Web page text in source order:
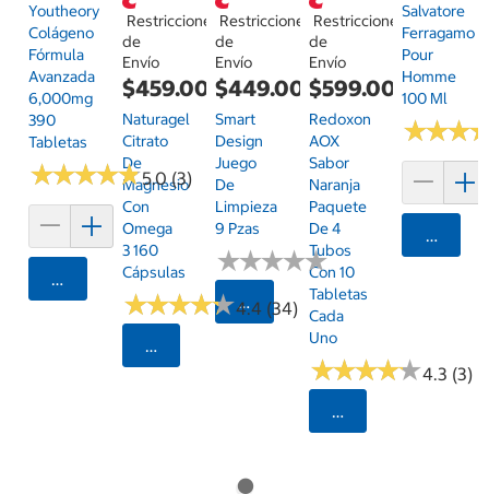
Youtheory
Colágeno
Fórmula
Avanzada
6,000mg
390
Tabletas
★★★★★
★★★★★5.0 (3)
Agregar
Restricciones
de
Envío
$459.00
Naturagel
Citrato
De
Magnesio
Con
Omega
3 160
Cápsulas
★★★★★
★★★★★4.4 (34)
Seleccionar Código Postal
Restricciones
de
Envío
$449.00
Smart
Design
Juego
De
Limpieza
9 Pzas
★★★★★
★★★★★
Seleccionar Código Postal
Restricciones
de
Envío
$599.00
Redoxon
AOX
Sabor
Naranja
Paquete
De 4
Tubos
Con 10
Tabletas
Cada
Uno
★★★★★
★★★★★4.3 (3)
Seleccionar
Salvatore
Ferragamo
Pour
Homme
100 Ml
★★★
★★★